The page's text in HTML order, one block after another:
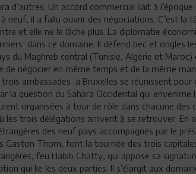
d’autres. Un accord commercial liait à
à neuf, il a fallu ouvrir des négociations. C’est la
et elle ne le lâche plus. La diplomatie
dans ce domaine. Il défend bec et ongles
du Maghreb central (Tunisie, Algérie et
de négocier en même temps et de la même
trois ambassades à Bruxelles se réunissent
la question du Sahara Occidental qui envenime
organisées à tour de rôle dans chacune des
les trois délégations arrivent à se retrouver. En
des neuf pays accompagnés par le
Gaston Thorn, font la tournée des trois
feu Habib Chatty, qui appose sa
qui lie les deux parties. Il s’élargit aux